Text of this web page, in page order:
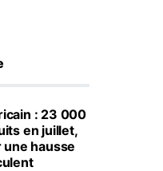
: 23 000
en juillet,
une hausse